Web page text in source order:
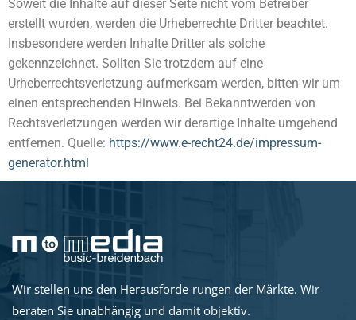
Soweit die Inhalte auf dieser Seite nicht vom Betreiber
erstellt wurden, werden die Urheberrechte Dritter beachtet.
Insbesondere werden Inhalte Dritter als solche
gekennzeichnet. Sollten Sie trotzdem auf eine
Urheberrechtsverletzung aufmerksam werden, bitten wir um
einen entsprechenden Hinweis. Bei Bekanntwerden von
Rechtsverletzungen werden wir derartige Inhalte umgehend
entfernen. Quelle: https://www.e-recht24.de/impressum-
generator.html
Wir stellen uns den Herausforde-rungen der Märkte. Wir
beraten Sie unabhängig und damit objektiv.